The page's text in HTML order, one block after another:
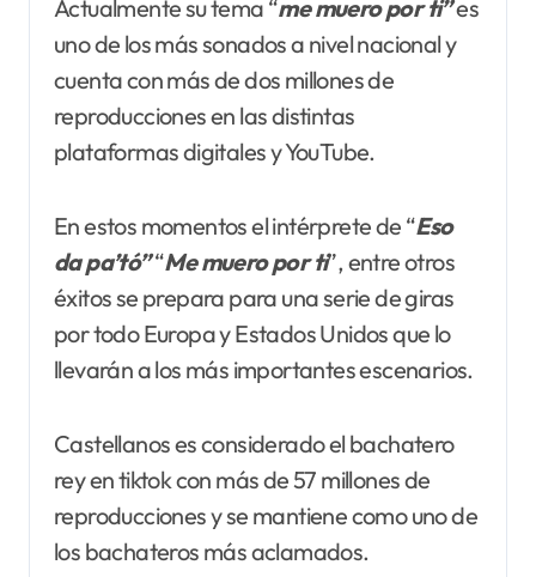
Actualmente su tema “me muero por ti”es
uno de los más sonados a nivel nacional y
cuenta con más de dos millones de
reproducciones en las distintas
plataformas digitales y YouTube.
En estos momentos el intérprete de “Eso
dapa’tó”“Me muero por ti”, entre otros
éxitos se prepara para una serie de giras
por todo Europa y Estados Unidos que lo
llevarán a los más importantes escenarios.
Castellanos es considerado el bachatero
rey en tiktok con más de 57 millones de
reproducciones y se mantiene como uno de
los bachateros más aclamados.